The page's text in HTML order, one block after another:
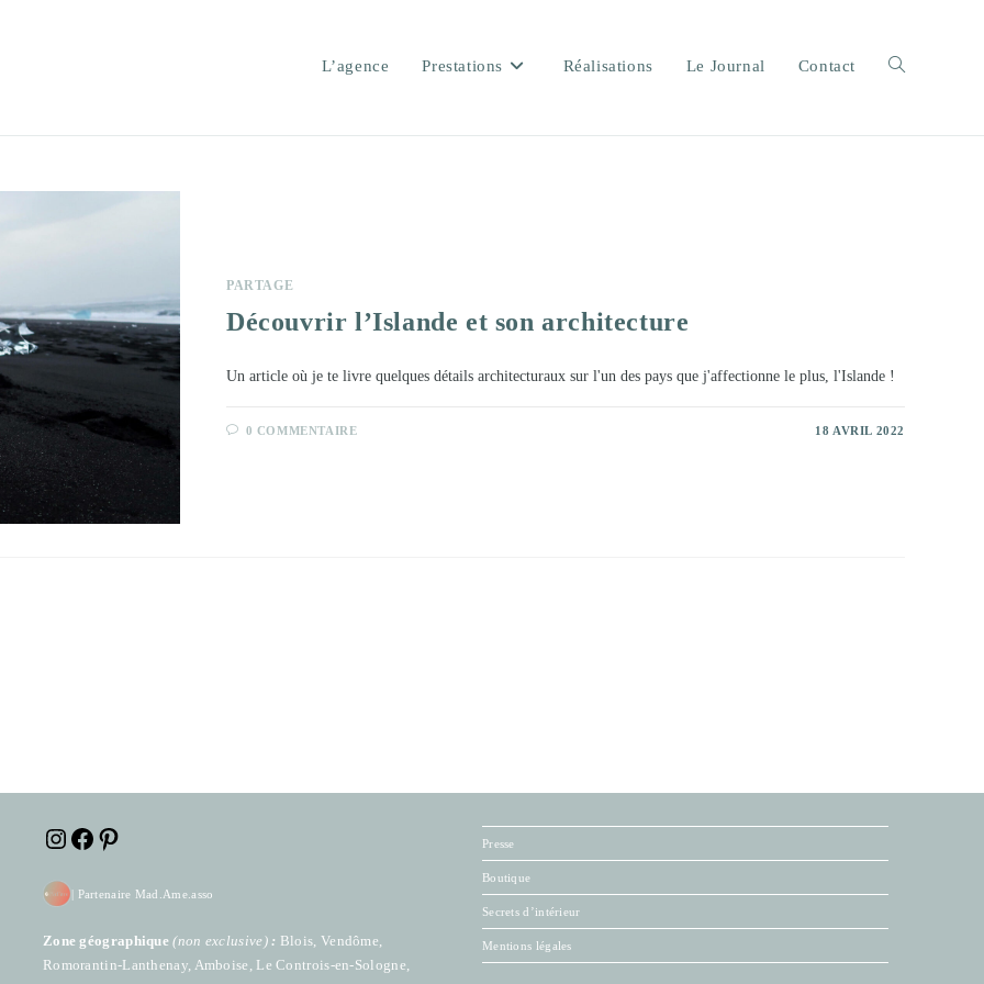
L’agence Prestations Réalisations Le Journal Contact Toggle
PARTAGE
Découvrir l’Islande et son architecture
Un article où je te livre quelques détails architecturaux sur l'un des pays que j'affectionne le plus, l'Islande !
0 COMMENTAIRE 18 AVRIL 2022
InstagramFacebook
| Partenaire Mad.Ame.asso
Zone géographique (non exclusive): Blois, Vendôme,
Romorantin-Lanthenay, Amboise, Le Controis-en-Sologne,
Presse
Boutique
Secrets d’intérieur
Mentions légales